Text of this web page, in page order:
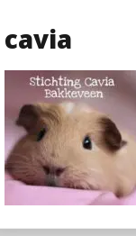
cavia